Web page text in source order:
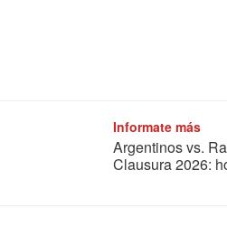
Informate más
Argentinos vs.
Clausura 2026: